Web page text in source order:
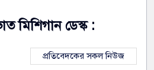
মিশিগান ডেস্ক :
প্রতিবেদকের সকল নিউজ